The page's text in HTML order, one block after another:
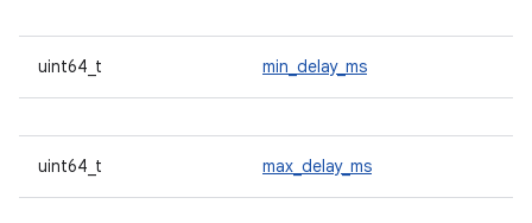
uint64_t min_delay_ms
uint64_t max_delay_ms